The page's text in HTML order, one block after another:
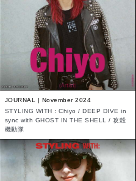
JOURNAL | November 2024
STYLING WITH：Chiyo / DEEP DIVE in
sync with GHOST IN THE SHELL / 攻殻
機動隊